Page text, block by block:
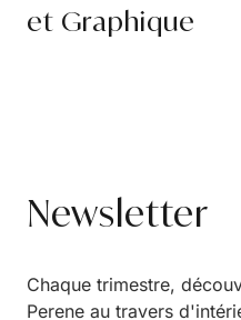
et Graphique
Newsletter
Chaque trimestre,
Perene au travers